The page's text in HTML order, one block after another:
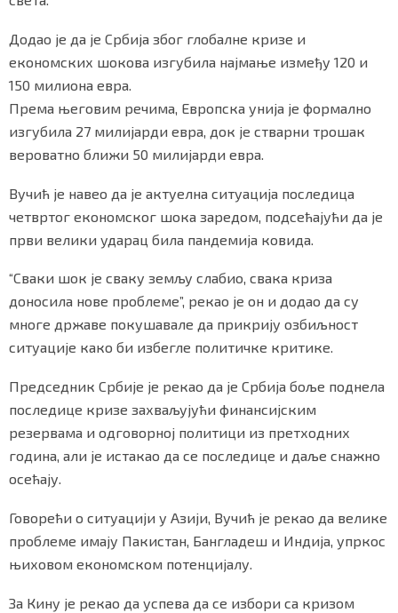
Додао је да је Србија због глобалне кризе и
економских шокова изгубила најмање између 120 и
150 милиона евра.
Према његовим речима, Европска унија је формално
изгубила 27 милијарди евра, док је стварни трошак
вероватно ближи 50 милијарди евра.
Вучић је навео да је актуелна ситуација последица
четвртог економског шока заредом, подсећајући да је
први велики ударац била пандемија ковида.
“Сваки шок је сваку земљу слабио, свака криза
доносила нове проблеме”, рекао је он и додао да су
многе државе покушавале да прикрију озбиљност
ситуације како би избегле политичке критике.
Председник Србије је рекао да је Србија боље поднела
последице кризе захваљујући финансијским
резервама и одговорној политици из претходних
година, али је истакао да се последице и даље снажно
осећају.
Говорећи о ситуацији у Азији, Вучић је рекао да велике
проблеме имају Пакистан, Бангладеш и Индија, упркос
њиховом економском потенцијалу.
За Кину је рекао да успева да се избори са кризом